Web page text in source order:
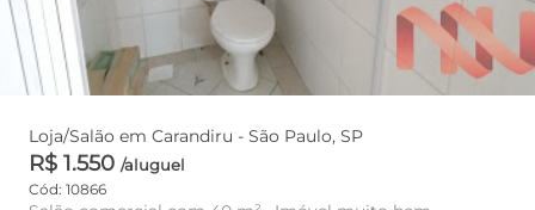
Loja/Salão em Carandiru - São Paulo, SP
R$ 1.550 /aluguel
Cód: 10866